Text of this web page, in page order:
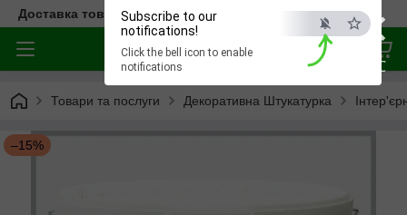
×
ESC
Subscribe to our
notifications!
Click the bell icon to enable
notifications
Доставка товара по всей Украине
Товари та послуги Декоративна Штукатурка
–15%